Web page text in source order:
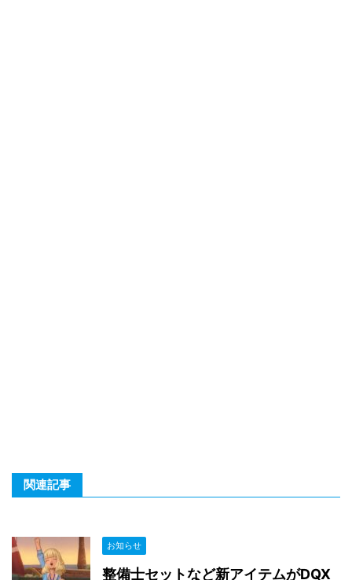
関連記事
お知らせ
整備士セットなど新アイテムがDQX